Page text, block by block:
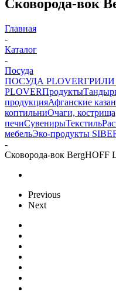
Сковорода-вок
Главная
-
Каталог
-
Посуда
ПОСУДА PLOVERГРИЛИ
PLOVERПродукты
продукцияАфганские
коптильниОчаги,
печиСувенирыТекстиль
мебельЭко-продукты
-
Сковорода-вок BergHOFF
Previous
Next